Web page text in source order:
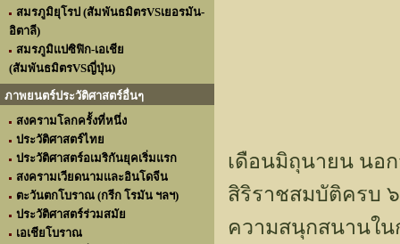
สมรภูมิยุโรป (สัมพันธมิตรVSเยอรมัน-
อิตาลี)
สมรภูมิแปซิฟิก-เอเชีย
(สัมพันธมิตรVSญี่ปุ่น)
ภาพยนตร์ประวัติศาสตร์อื่นๆ
สงครามโลกครั้งที่หนึ่ง
ประวัติศาสตร์ไทย
ประวัติศาสตร์อเมริกันยุคเริ่มแรก
สงครามเวียดนามและอินโดจีน
ตะวันตกโบราณ (กรีก โรมัน ฯลฯ)
ประวัติศาสตร์ร่วมสมัย
เอเชียโบราณ
เดือนมิถุนายน นอ
สิริราชสมบัติครบ
ความสนุกสนานใน